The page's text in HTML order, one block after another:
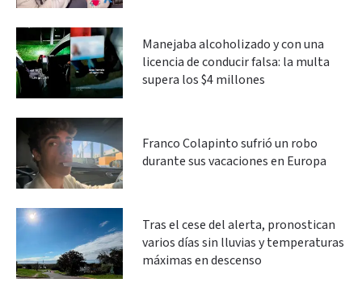
Manejaba alcoholizado y con una
licencia de conducir falsa: la multa
supera los $4 millones
Franco Colapinto sufrió un robo
durante sus vacaciones en Europa
Tras el cese del alerta, pronostican
varios días sin lluvias y temperaturas
máximas en descenso